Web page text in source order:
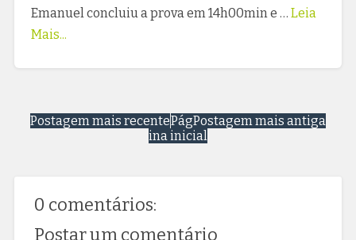
Emanuel concluiu a prova em 14h00min e … Leia
Mais...
Postagem mais recente Postagem mais antiga
Pág
ina inicial
0 comentários:
Postar um comentário